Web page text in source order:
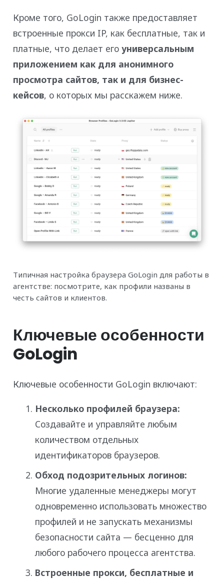
Кроме того, GoLogin также предоставляет
встроенные прокси IP, как бесплатные, так и
платные, что делает егоуниверсальным
приложением как для анонимного
просмотра сайтов, так и для бизнес-
кейсов, о которых мы расскажем ниже.
Типичная настройка браузера GoLogin для работы в
агентстве: посмотрите, как профили названы в
честь сайтов и клиентов.
Ключевые особенности
GoLogin
Ключевые особенности GoLogin включают:
Несколько профилей браузера:
Создавайте и управляйте любым
количеством отдельных
идентификаторов браузеров.
Обход подозрительных логинов:
Многие удаленные менеджеры могут
одновременно использовать множество
профилей и не запускать механизмы
безопасности сайта — бесценно для
любого рабочего процесса агентства.
Встроенные прокси, бесплатные и